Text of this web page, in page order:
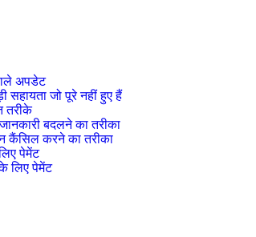
अपडेट
सहायता जो पूरे नहीं हुए हैं
तरीके
बदलने का तरीका
कैंसिल करने का तरीका
पेमेंट
लिए पेमेंट